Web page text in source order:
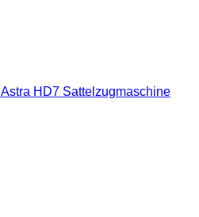
Astra HD7 Sattelzugmaschine